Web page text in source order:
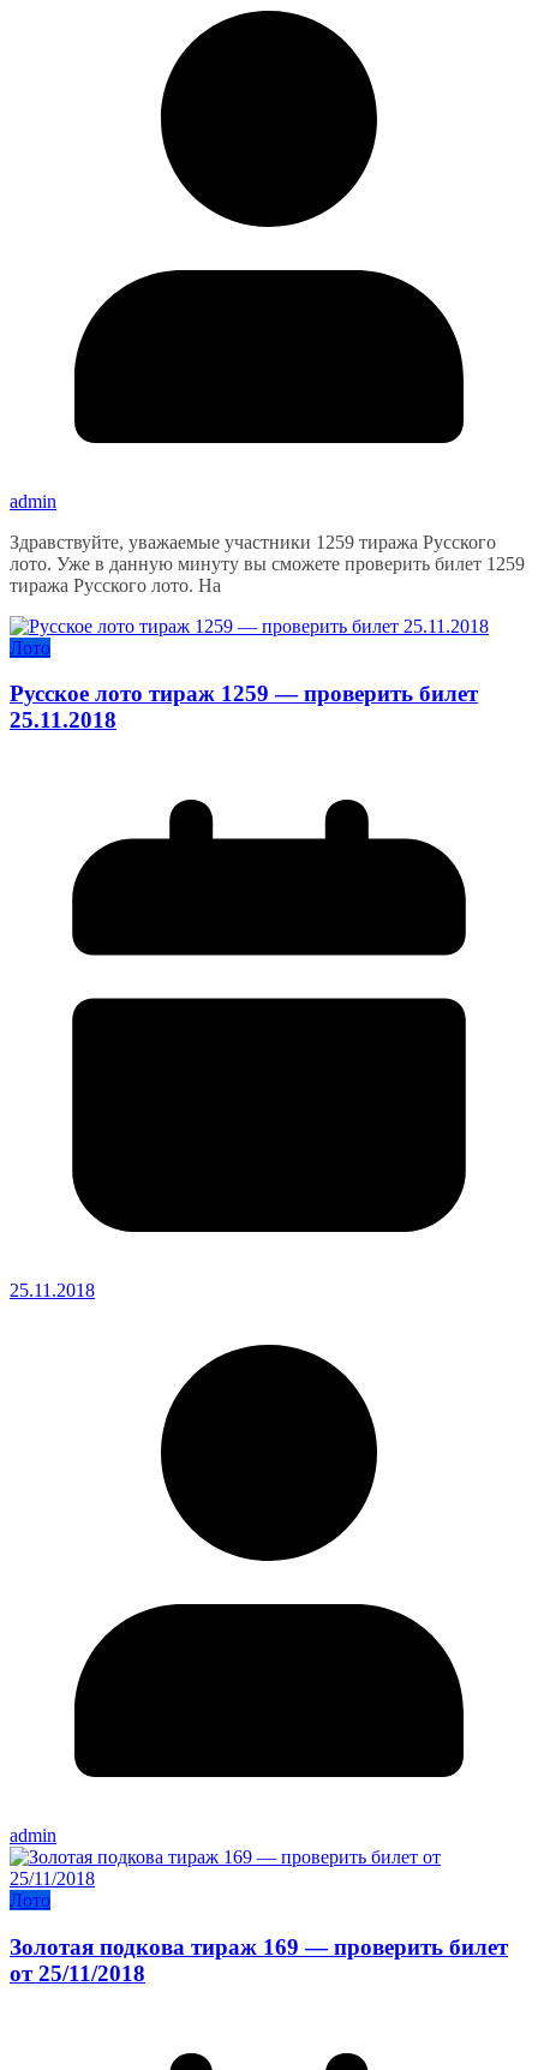
admin
Здравствуйте, уважаемые участники 1259 тиража Русского
лото. Уже в данную минуту вы сможете проверить билет 1259
тиража Русского лото. На
Лото
Русское лото тираж 1259 — проверить билет
25.11.2018
25.11.2018
admin
Лото
Золотая подкова тираж 169 — проверить билет
от 25/11/2018